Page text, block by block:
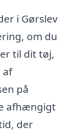
i Gørslev
om du
til dit tøj,
af
på
afhængigt
der